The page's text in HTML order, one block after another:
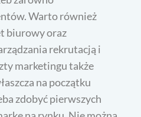
Warto również
biurowy oraz
rekrutacją i
marketingu także
na początku
zdobyć pierwszych